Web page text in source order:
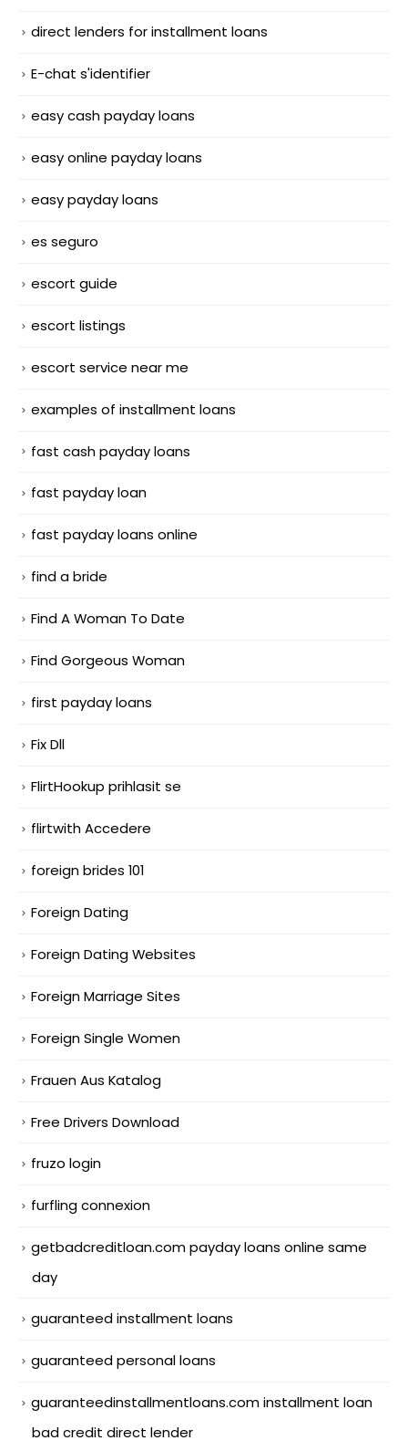
direct lenders for installment loans
E-chat s'identifier
easy cash payday loans
easy online payday loans
easy payday loans
es seguro
escort guide
escort listings
escort service near me
examples of installment loans
fast cash payday loans
fast payday loan
fast payday loans online
find a bride
Find A Woman To Date
Find Gorgeous Woman
first payday loans
Fix Dll
FlirtHookup prihlasit se
flirtwith Accedere
foreign brides 101
Foreign Dating
Foreign Dating Websites
Foreign Marriage Sites
Foreign Single Women
Frauen Aus Katalog
Free Drivers Download
fruzo login
furfling connexion
getbadcreditloan.com payday loans online same
day
guaranteed installment loans
guaranteed personal loans
guaranteedinstallmentloans.com installment loan
bad credit direct lender